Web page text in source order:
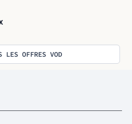
LES OFFRES VOD